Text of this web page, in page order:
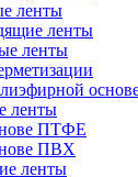
ленты
ленты
ленты
ленты
ПТФЕ
ПВХ
ленты